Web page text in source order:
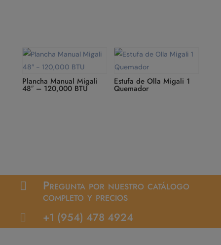
Plancha Manual Migali
48″ – 120,000 BTU
Estufa de Olla Migali 1
Quemador
 Pregunta por nuestro catálogo
completo y precios
 +1 (954) 478 4924